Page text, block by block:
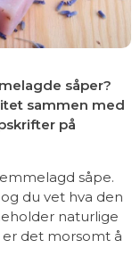
såper?
sammen med
på
såpe.
du vet hva den
naturlige
det morsomt å